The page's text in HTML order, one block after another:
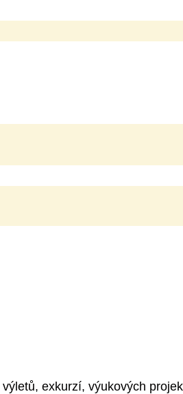
exkurzí, výukových